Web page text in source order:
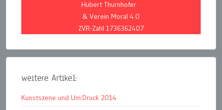
Hubert Thurnhofer
& Verein Moral 4.0
ZVR-Zahl 1736362407
weitere Artikel:
Kunstszene und Um:Druck 2014